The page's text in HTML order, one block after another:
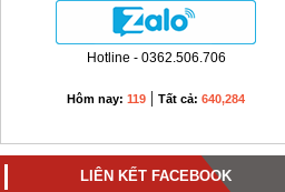
Hotline - 0362.506.706
Hôm nay: 119 | Tất cả: 640,284
LIÊN KẾT FACEBOOK